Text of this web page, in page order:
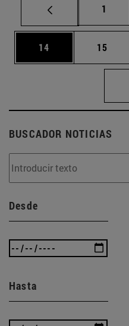
Página
1
Página
14 Página
15
BUSCADOR NOTICIAS
Desde
Hasta